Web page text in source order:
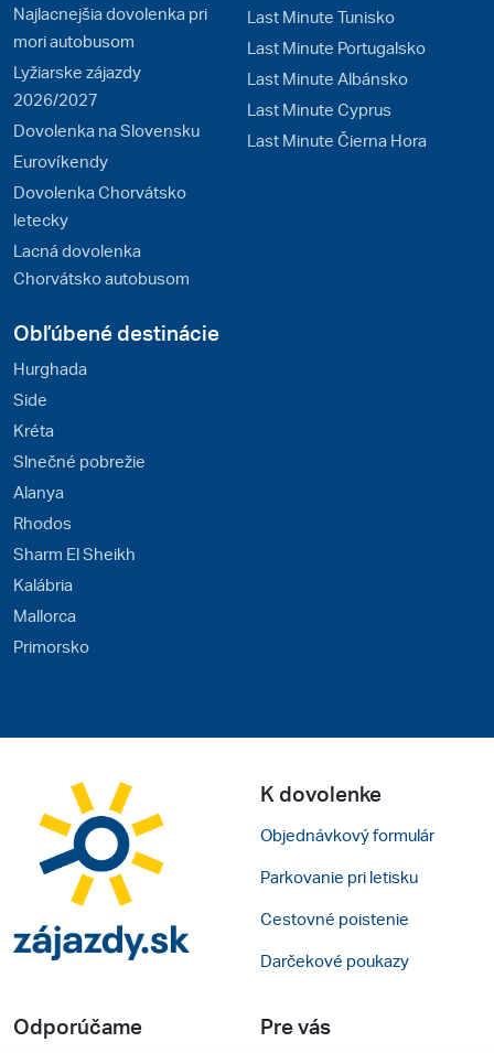
Najlacnejšia dovolenka pri
mori autobusom
Lyžiarske zájazdy
2026/2027
Dovolenka na Slovensku
Eurovíkendy
Dovolenka Chorvátsko
letecky
Lacná dovolenka
Chorvátsko autobusom
Last Minute Tunisko
Last Minute Portugalsko
Last Minute Albánsko
Last Minute Cyprus
Last Minute Čierna Hora
Obľúbené destinácie
Hurghada
Side
Kréta
Slnečné pobrežie
Alanya
Rhodos
Sharm El Sheikh
Kalábria
Mallorca
Primorsko
K dovolenke
Objednávkový formulár
Parkovanie pri letisku
Cestovné poistenie
Darčekové poukazy
Odporúčame Pre vás